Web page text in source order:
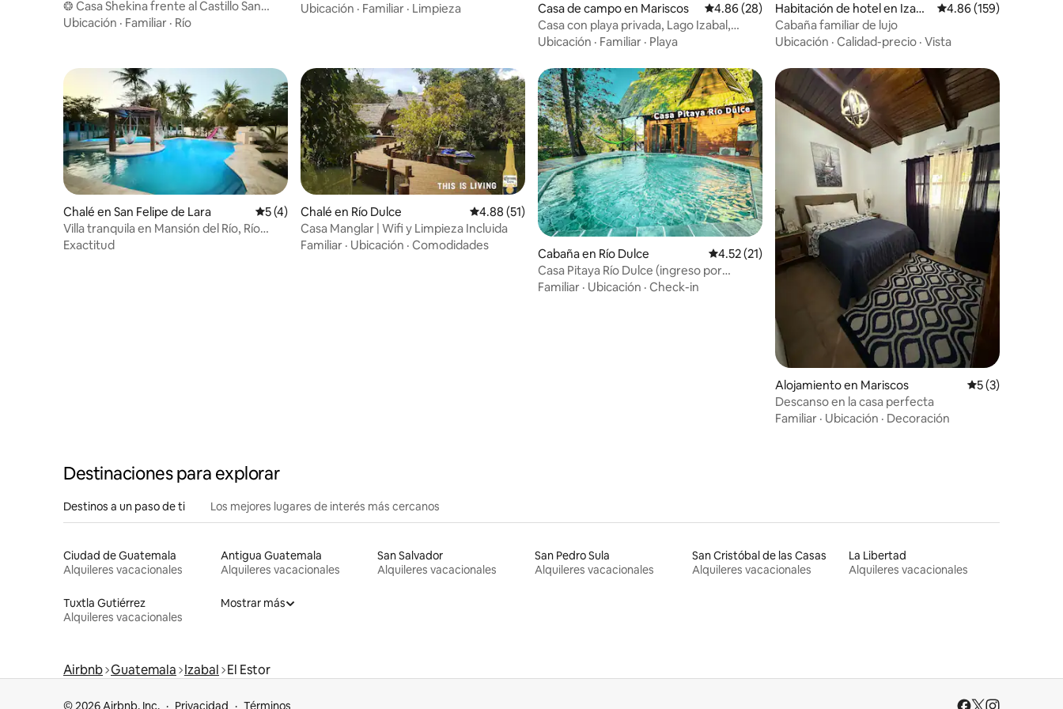
❂ Casa Shekina frente al Castillo San
Felipe
Ubicación · Familiar · Río
Castillo
Ubicación · Familiar · Limpieza Casa de campo en Mariscos Calificación promedio: 4.86 de 5, 28 reseñas
4.86 (28)
Casa con playa privada, Lago Izabal,
Guatemala.
Ubicación · Familiar · Playa
Habitación de hotel en Izaba
l
Calificación promedio:
4.86 (159)
Cabaña familiar de lujo
Ubicación · Calidad-precio · Vista
Chalé en San Felipe de Lara Calificación promedio: 5 de 5, 4 reseñas
5 (4)
Villa tranquila en Mansión del Río, Río
Dulce
Exactitud
Chalé en Río Dulce Calificación promedio: 4.88 de 5, 51 reseñas
4.88 (51)
Casa Manglar | Wifi y Limpieza Incluida
Familiar · Ubicación · Comodidades
Cabaña en Río Dulce Calificación promedio: 4.52 de 5, 21 reseñas
4.52 (21)
Casa Pitaya Río Dulce (ingreso por
lancha)
Familiar · Ubicación · Check-in
Alojamiento en Mariscos Calificación
5 (3)
Descanso en la casa perfecta
Familiar · Ubicación · Decoración
Destinaciones para explorar
Destinos a un paso de ti Los mejores lugares de interés más cercanos
Ciudad de Guatemala
Alquileres vacacionales
Antigua Guatemala
Alquileres vacacionales
San Salvador
Alquileres vacacionales
San Pedro Sula
Alquileres vacacionales
San Cristóbal de las Casas
Alquileres vacacionales
La Libertad
Alquileres vacacionales
Tuxtla Gutiérrez
Alquileres vacacionales
Mostrar más
Airbnb Guatemala Izabal El Estor
© 2026 Airbnb, Inc. Privacidad Términos